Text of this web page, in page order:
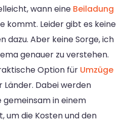
wann eine Beiladung
kommt. Leider gibt es keine
dazu. Aber keine Sorge, ich
genauer zu verstehen.
Option für Umzüge
Dabei werden
in einem
um die Kosten und den